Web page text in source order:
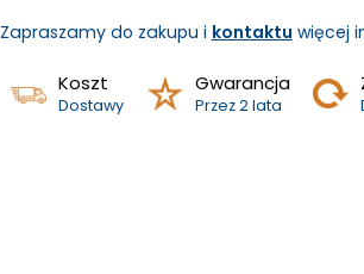
Zapraszamy do zakupu i kontaktu więcej
Koszt
Dostawy
Gwarancja
Przez 2 lata